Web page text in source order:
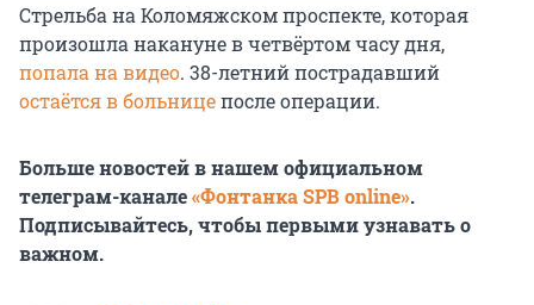
Стрельба на Коломяжском проспекте, которая
произошла накануне в четвёртом часу дня,
попала на видео. 38-летний пострадавший
остаётся в больницепосле операции.
Больше новостей в нашем официальном
телеграм-канале«Фонтанка SPB online».
Подписывайтесь, чтобы первыми узнавать о
важном.